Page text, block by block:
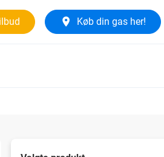
Køb din gas her!